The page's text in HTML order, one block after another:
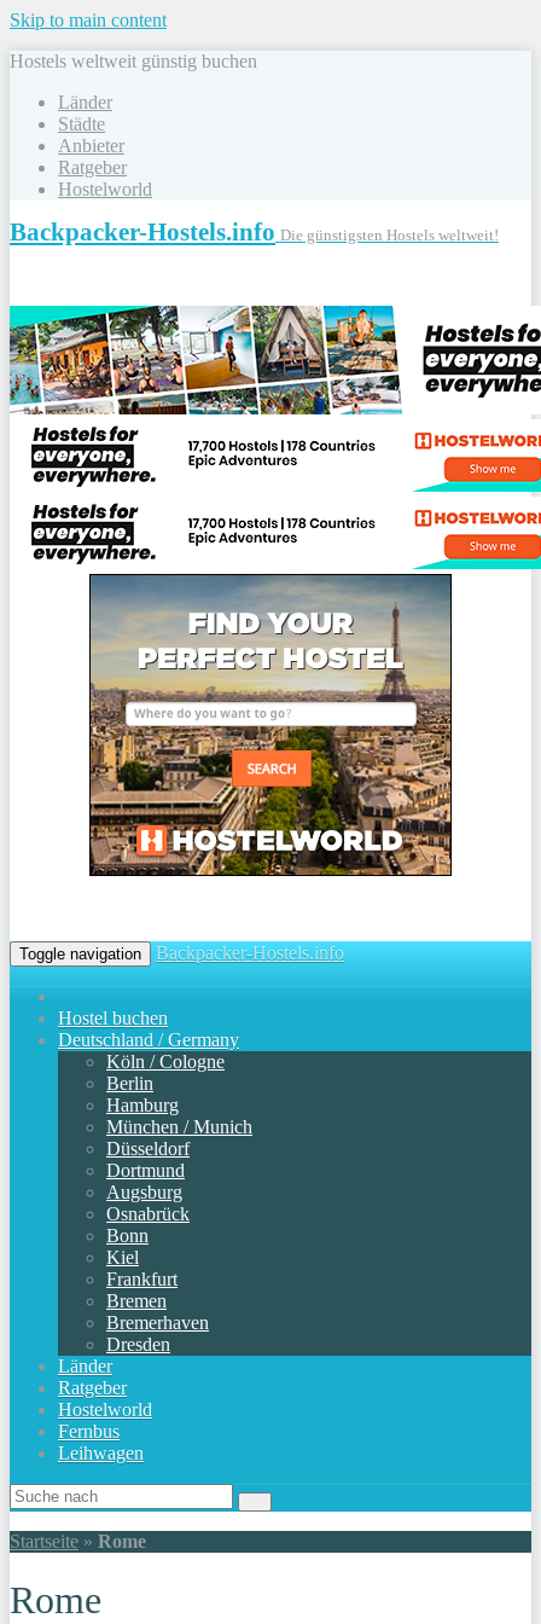
Skip to main content
Hostels weltweit günstig buchen
Länder
Städte
Anbieter
Ratgeber
Hostelworld
Backpacker-Hostels.info Die günstigsten Hostels weltweit!
Toggle navigation Backpacker-Hostels.info
Hostel buchen
Deutschland / Germany
Köln / Cologne
Berlin
Hamburg
München / Munich
Düsseldorf
Dortmund
Augsburg
Osnabrück
Bonn
Kiel
Frankfurt
Bremen
Bremerhaven
Dresden
Länder
Ratgeber
Hostelworld
Fernbus
Leihwagen
Startseite » Rome
Rome